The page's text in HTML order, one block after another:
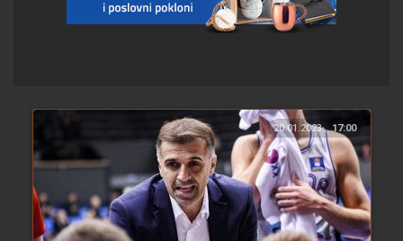
20.01.2023. 17:00